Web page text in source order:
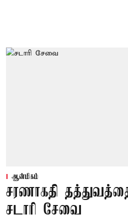
ஆன்மிகம்
சரணாகதி
சடாரி சேவை